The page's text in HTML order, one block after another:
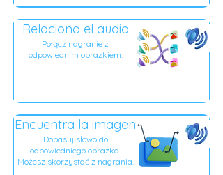
Relaciona el audio
Połącz nagranie z
odpowiednim obrazkiem.
Encuentra la imagen
Dopasuj słowo do
odpowiedniego obrazka.
Możesz skorzystać z nagrania.